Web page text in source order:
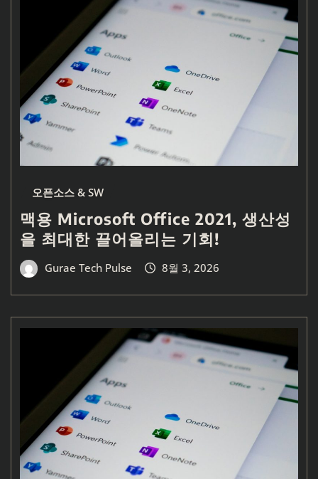
오픈소스 & SW
맥용 Microsoft Office 2021, 생산성
을 최대한 끌어올리는 기회!
Gurae Tech Pulse 8월 3, 2026